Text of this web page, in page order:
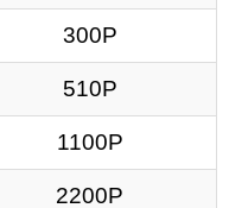
300P
510P
1100P
2200P